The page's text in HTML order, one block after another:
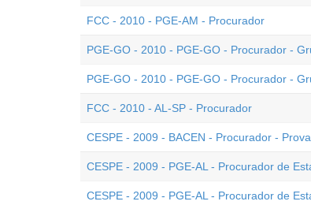
FCC - 2010 - PGE-AM - Procurador
PGE-GO - 2010 - PGE-GO - Procurador -
PGE-GO - 2010 - PGE-GO - Procurador -
FCC - 2010 - AL-SP - Procurador
CESPE - 2009 - BACEN - Procurador -
CESPE - 2009 - PGE-AL - Procurador de
CESPE - 2009 - PGE-AL - Procurador de